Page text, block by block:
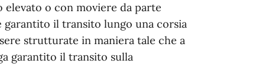
o con moviere da parte
garantito il transito lungo una corsia
strutturate in maniera tale che a
garantito il transito sulla